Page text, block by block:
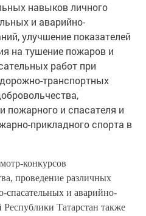
навыков личного
и аварийно-
улучшение показателей
на тушение пожаров и
работ при
транспортных
пожарного и спасателя и
прикладного спорта в
конкурсов
проведение различных
спасательных и аварийно-
Татарстан также